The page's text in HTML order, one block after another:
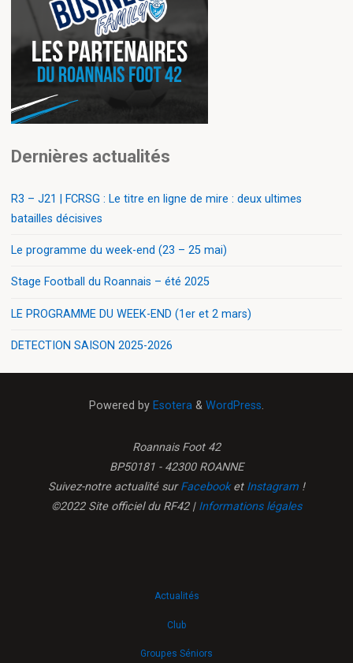
Dernières actualités
R3 – J21 | FCRSG : Le titre en ligne de mire : deux ultimes
batailles décisives
Le programme du week-end (23 – 25 mai)
Stage Football du Roannais – été 2025
LE PROGRAMME DU WEEK-END (1er et 2 mars)
DETECTION SAISON 2025-2026
Powered by Esotera & WordPress.
Roannais Foot 42
BP50181 - 42300 ROANNE
Suivez-notre actualité surFacebooket Instagram !
©2022 Site officiel du RF42 | Informations légales
Actualités
Club
Groupes Séniors